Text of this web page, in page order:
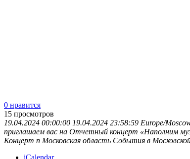
0 нравится
15 просмотров
19.04.2024 00:00:00 19.04.2024 23:58:59 Europe/
приглашаем вас на Отчетный концерт «Наполним
Концерт п Московская область События в
iCalendar